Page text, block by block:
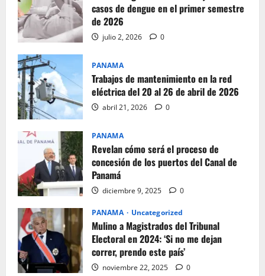
casos de dengue en el primer semestre
de 2026
julio 2, 2026 0
PANAMA
Trabajos de mantenimiento en la red
eléctrica del 20 al 26 de abril de 2026
abril 21, 2026 0
PANAMA
Revelan cómo será el proceso de
concesión de los puertos del Canal de
Panamá
diciembre 9, 2025 0
PANAMA Uncategorized
Mulino a Magistrados del Tribunal
Electoral en 2024: ‘Si no me dejan
correr, prendo este país’
noviembre 22, 2025 0